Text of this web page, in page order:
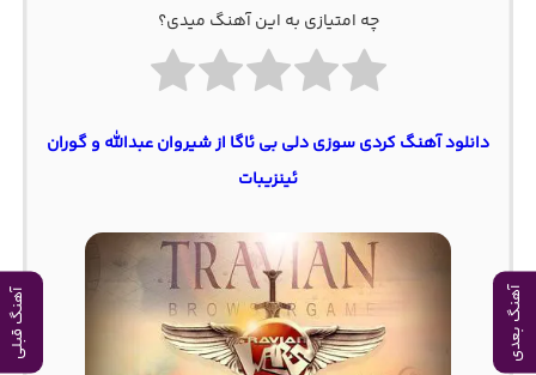
آهنگ بعدی آهنگ قبلی
چه امتیازی به این آهنگ میدی؟
دانلود آهنگ کردی سوزی دلی بی ئاگا از شیروان عبدالله و گوران
ئینزیبات